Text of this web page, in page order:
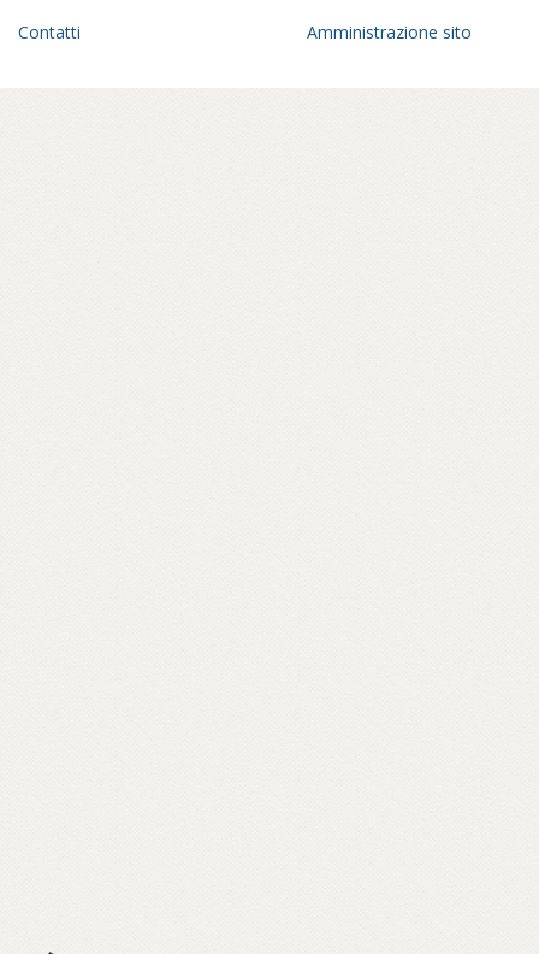
Contatti Amministrazione sito